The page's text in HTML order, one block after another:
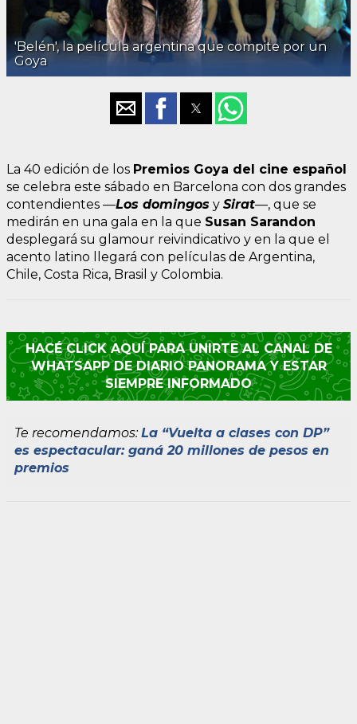
'Belén', la película argentina que compite por un
Goya
La 40 edición de los Premios Goya del cine español
se celebra este sábado en Barcelona con dos grandes
contendientes —Los domingos y Sirat—, que se
medirán en una gala en la que Susan Sarandon
desplegará su glamour reivindicativo y en la que el
acento latino llegará con películas de Argentina,
Chile, Costa Rica, Brasil y Colombia.
HACÉ CLICK AQUÍ PARA UNIRTE AL CANAL DE
WHATSAPP DE DIARIO PANORAMA Y ESTAR
SIEMPRE INFORMADO
Te recomendamos:La “Vuelta a clases con DP”
es espectacular: ganá 20 millones de pesos en
premios